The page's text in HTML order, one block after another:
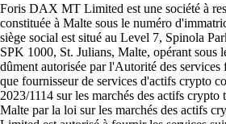
Foris DAX MT Limited est une société à
constituée à Malte sous le numéro
siège social est situé au Level 7, Spinola
SPK 1000, St. Julians, Malte, opérant sous
dûment autorisée par l'Autorité des
que fournisseur de services d'actifs crypto
2023/1114 sur les marchés des actifs
Malte par la loi sur les marchés des actifs